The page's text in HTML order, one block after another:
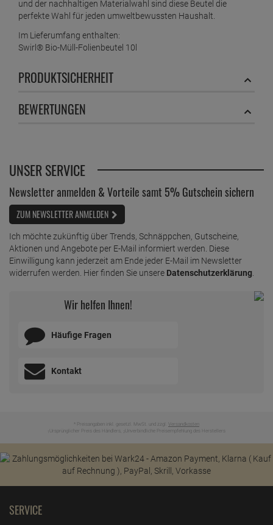
Swirl Zugband Müllbeutel 20 Liter
ab1, 59
1 Stück =1,
Swirl Zugband Müllbeutel 35 Liter
und der nachhaltigen Materialwahl sind diese Beutel die
perfekte Wahl für jeden umweltbewussten Haushalt.
Im Lieferumfang enthalten:
Swirl® Bio-Müll-Folienbeutel 10l
PRODUKTSICHERHEIT
BEWERTUNGEN
UNSER SERVICE
Newsletter anmelden & Vorteile samt 5% Gutschein sichern
ZUM NEWSLETTER ANMELDEN
Ich möchte zukünftig über Trends, Schnäppchen, Gutscheine,
Aktionen und Angebote per E-Mail informiert werden. Diese
Einwilligung kann jederzeit am Ende jeder E-Mail im Newsletter
widerrufen werden. Hier finden Sie unsere Datenschutzerklärung
Wir helfen Ihnen!
Häufige Fragen
Kontakt
* Preisangaben inkl. gesetzl. MwSt. und zzgl. Versandkosten
Ursprünglicher Preis des Händlers, Unverbindliche Preisempfehlung des Herstellers
SERVICE